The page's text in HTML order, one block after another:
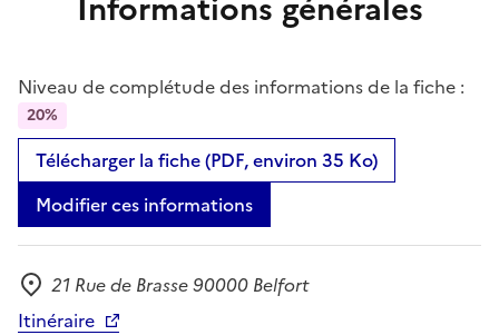
Niveau de complétude des informations de la fiche :
20%
Télécharger la fiche (PDF, environ 35 Ko)
Modifier ces informations
Adresse
21 Rue de Brasse 90000 Belfort
Itinéraire